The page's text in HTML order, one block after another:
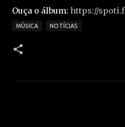
Ouça o álbum: https://
MÚSICA NOTÍCIAS